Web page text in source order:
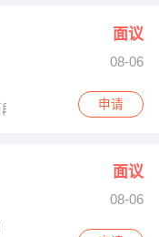
面议
08-06
618号
申请
面议
08-06